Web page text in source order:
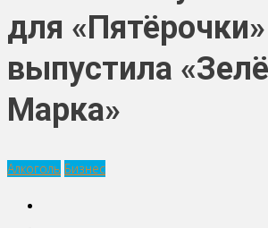
для «Пятёрочки»
выпустила
Марка»
Алкоголь Бизнес